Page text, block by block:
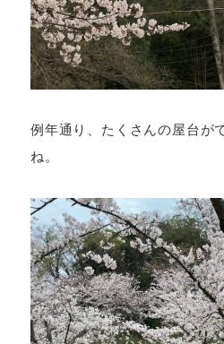
例年通り、たくさんの屋台が
ね。